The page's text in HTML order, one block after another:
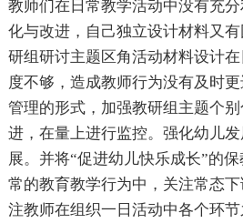
教师们在日常教学活动中没有充
化与改进，自己独立设计材料又
研组研讨主题区角活动材料设计
度不够，造成教师行为没有及时
管理的形式，加强教研组主题个
进，在量上进行监控。强化幼儿
展。并将“促进幼儿快乐成长”的
常的教育教学行为中，关注常态
注教师在组织一日活动中各个环